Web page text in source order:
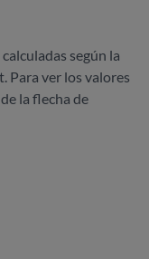
según la
Para ver los valores
la flecha de